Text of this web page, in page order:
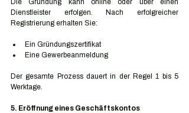
Die Gründung kann online oder über einen
Dienstleister erfolgen. Nach erfolgreicher
Registrierung erhalten Sie:
Ein Gründungszertifikat
Eine Gewerbeanmeldung
Der gesamte Prozess dauert in der Regel 1 bis 5
Werktage.
5. Eröffnung eines Geschäftskontos